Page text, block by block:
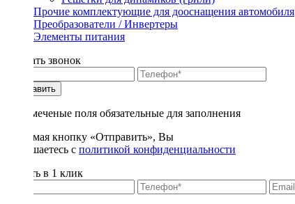
Прочие комплектующие для дооснащения автомобиля
Преобразователи / Инвертеры
Элементы питания
Заказать звонок
Отправить
* - отмеченые поля обязательные для заполнения
Нажимая кнопку «Отправить», Вы
соглашаетесь с политикой конфиденциальности
Купить в 1 клик